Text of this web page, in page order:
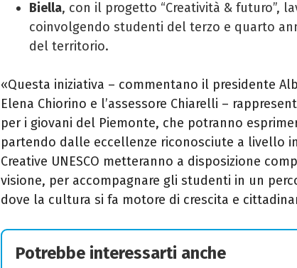
Biella, con il progetto “Creatività & futuro”,
coinvolgendo studenti del terzo e quarto
del territorio.
«Questa iniziativa – commentano il presidente
Elena Chiorino e l’assessore Chiarelli –
per i giovani del Piemonte, che potranno
partendo dalle eccellenze riconosciute a livello
Creative UNESCO metteranno a disposizione
visione, per accompagnare gli studenti in un
dove la cultura si fa motore di crescita e
Potrebbe interessarti anche